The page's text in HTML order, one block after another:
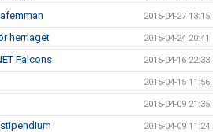
2015-04-27 13:15
herrlaget 2015-04-24 20:41
Falcons 2015-04-16 22:33
2015-04-15 11:56
2015-04-09 21:35
2015-04-09 11:24